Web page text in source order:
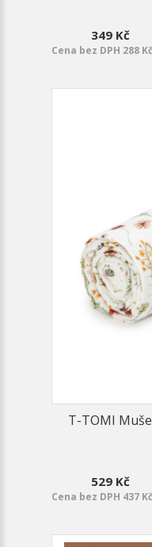
349 Kč
Cena bez DPH 288 Kč
T-TOMI
529 Kč
Cena bez DPH 437 Kč